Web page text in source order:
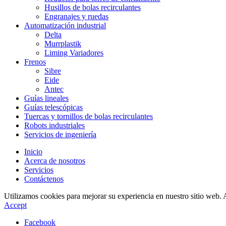
Husillos de bolas recirculantes
Engranajes y ruedas
Automatización industrial
Delta
Murrplastik
Liming Variadores
Frenos
Sibre
Eide
Antec
Guías lineales
Guías telescópicas
Tuercas y tornillos de bolas recirculantes
Robots industriales
Servicios de ingeniería
Inicio
Acerca de nosotros
Servicios
Contáctenos
Utilizamos cookies para mejorar su experiencia en nuestro sitio
Accept
Facebook